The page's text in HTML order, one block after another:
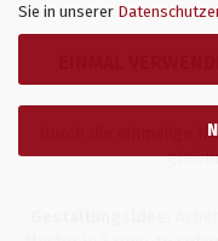
Sie in unserer
EINMAL
Durch die einmalige